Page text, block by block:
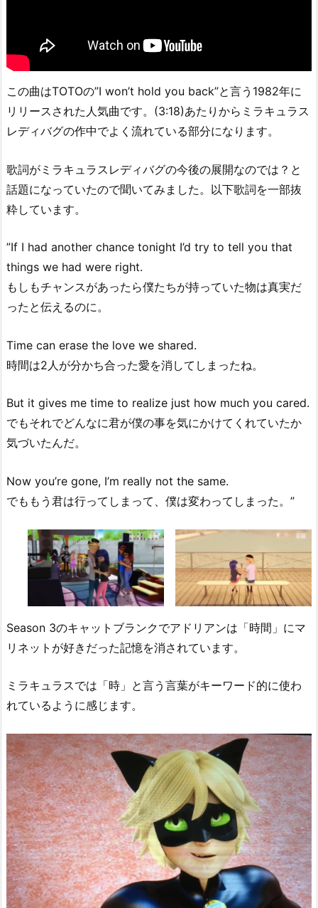
この曲はTOTOの”I won’t hold you back”と言う1982年に
リリースされた人気曲です。(3:18)あたりからミラキュラス
レディバグの作中でよく流れている部分になります。
歌詞がミラキュラスレディバグの今後の展開なのでは？と
話題になっていたので聞いてみました。以下歌詞を一部抜
粋しています。
”If I had another chance tonight I’d try to tell you that
things we had were right.
もしもチャンスがあったら僕たちが持っていた物は真実だ
ったと伝えるのに。
Time can erase the love we shared.
時間は2人が分かち合った愛を消してしまったね。
But it gives me time to realize just how much you cared.
でもそれでどんなに君が僕の事を気にかけてくれていたか
気づいたんだ。
Now you’re gone, I’m really not the same.
でももう君は行ってしまって、僕は変わってしまった。”
Season 3のキャットブランクでアドリアンは「時間」にマ
リネットが好きだった記憶を消されています。
ミラキュラスでは「時」と言う言葉がキーワード的に使わ
れているように感じます。